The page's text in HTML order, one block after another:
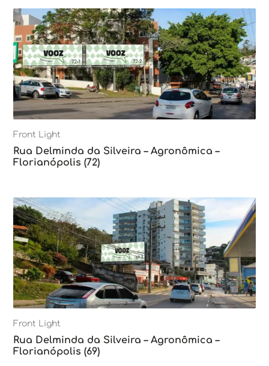
Front Light
Rua Delminda da Silveira – Agronômica –
Florianópolis (72)
Front Light
Rua Delminda da Silveira – Agronômica –
Florianópolis (69)